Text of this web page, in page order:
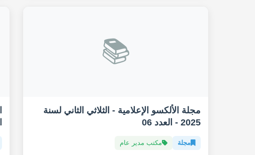
📚
مجلة الألكسو الإعلامية - الثلاثي الثاني لسنة
2025 - العدد 06
مجلة مكتب مدير عام